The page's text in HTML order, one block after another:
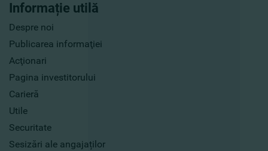
Informație utilă
Despre noi
Publicarea informaţiei
Acţionari
Pagina investitorului
Carieră
Utile
Securitate
Sesizări ale angajaților